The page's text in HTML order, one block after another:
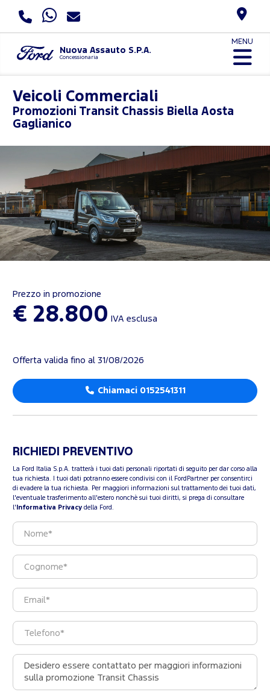
Nuova Assauto S.P.A.
Concessionaria
MENU
Veicoli Commerciali
Promozioni Transit Chassis Biella Aosta
Gaglianico
Prezzo in promozione
€ 28.800 IVA esclusa
Offerta valida fino al 31/08/2026
Chiamaci 0152541311
RICHIEDI PREVENTIVO
La Ford Italia S.p.A. tratterà i tuoi dati personali riportati di seguito per dar corso alla
tua richiesta. I tuoi dati potranno essere condivisi con il FordPartner per consentirci
di evadere la tua richiesta. Per maggiori informazioni sul trattamento dei tuoi dati,
l'eventuale trasferimento all'estero nonchè sui tuoi diritti, si prega di consultare
l' Informativa Privacy della Ford.